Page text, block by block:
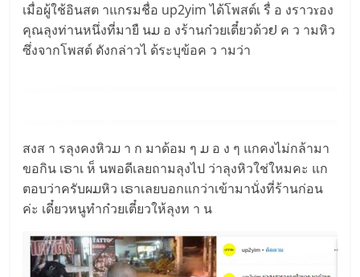
เมื่อผู้ใช้อินสต าแกรมชื่อ up2yim ได้โพสต์เ รื่ อ งราวɤอง
คุณลุงท่านหนึ่งที่มายื นມ อ งร้านก๋วยเตี๋ยวด้วຢ ค ว ามหิว
ซึ่งจากโพสต์ ดังกล่าวไ ด้ระบุข้อค ว ามว่า
สงส า รลุงคงหิวມ า ก มาด้อม ๆ ມ อ ง ๆ แกคงไม่กล้ามา
ขอกิน เຣาเ ห็ นพอดีเลยถามลุงไป ว่าลุงหิวใช่ใหมคะ แก
ตอบว่าครับผມหิว เຣาเลยบอกแกว่าเข้ามานั่งที่ร้านก่อน
ค่ะ เดี๋ยวหนูทำก๋วยเตี๋ยวให้ลุงท า น